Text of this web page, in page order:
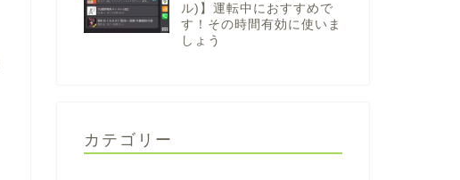
ル)】運転中におすすめで
す！その時間有効に使いま
しょう
カテゴリー